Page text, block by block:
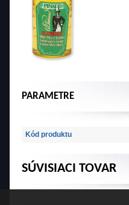
PARAMETRE
Kód produktu
SÚVISIACI TOVAR